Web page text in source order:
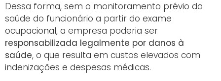
Dessa forma, sem o monitoramento prévio da
saúde do funcionário a partir do exame
ocupacional, a empresa poderia ser
responsabilizada legalmente por danos à
saúde, o que resulta em custos elevados com
indenizações e despesas médicas.